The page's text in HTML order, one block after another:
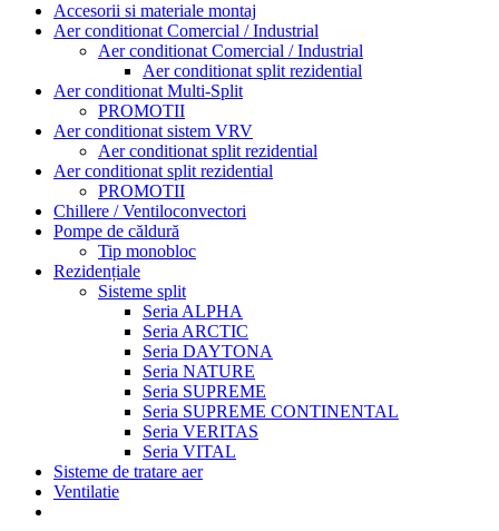
Accesorii si materiale montaj
Aer conditionat Comercial / Industrial
Aer conditionat Comercial / Industrial
Aer conditionat split rezidential
Aer conditionat Multi-Split
PROMOTII
Aer conditionat sistem VRV
Aer conditionat split rezidential
Aer conditionat split rezidential
PROMOTII
Chillere / Ventiloconvectori
Pompe de căldură
Tip monobloc
Rezidențiale
Sisteme split
Seria ALPHA
Seria ARCTIC
Seria DAYTONA
Seria NATURE
Seria SUPREME
Seria SUPREME CONTINENTAL
Seria VERITAS
Seria VITAL
Sisteme de tratare aer
Ventilatie